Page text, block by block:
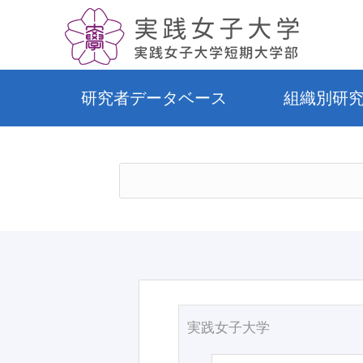
研究者データベース 組織別研
実践女子大学